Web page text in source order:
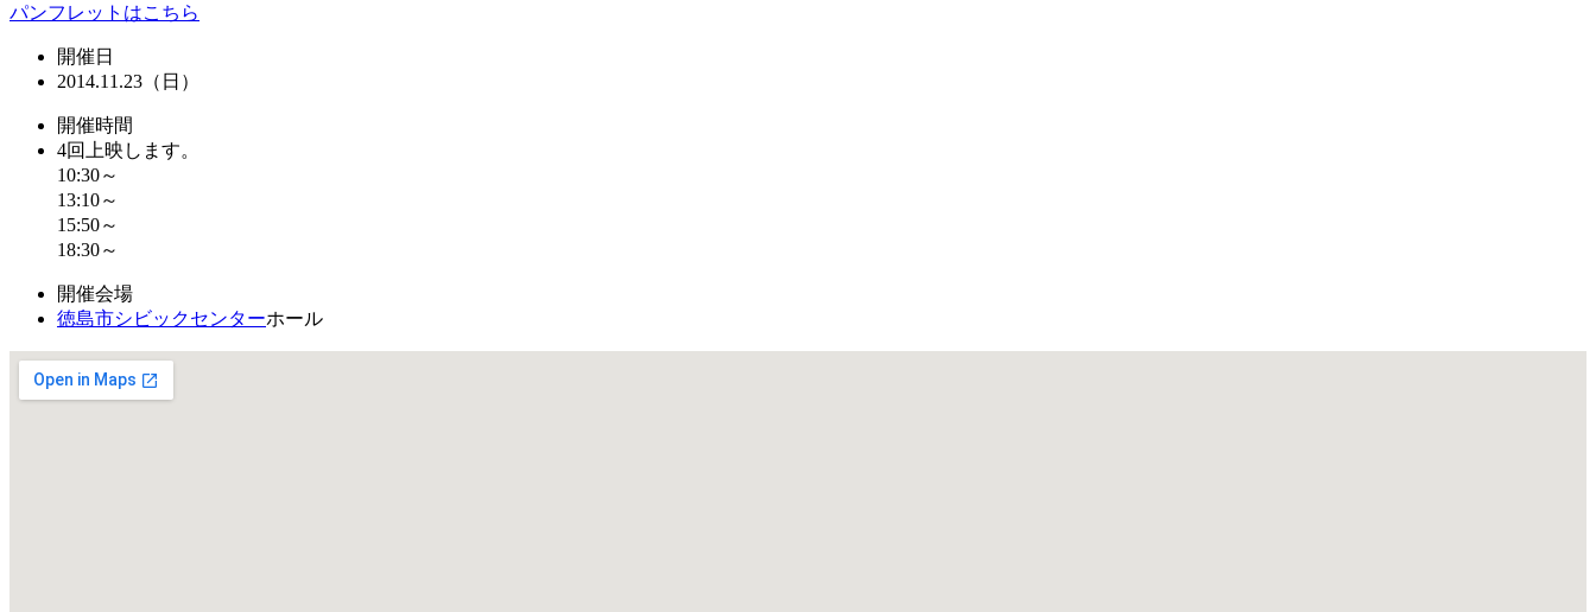
パンフレットはこちら
開催日
2014.11.23（日）
開催時間
4回上映します。
10:30～
13:10～
15:50～
18:30～
開催会場
徳島市シビックセンターホール